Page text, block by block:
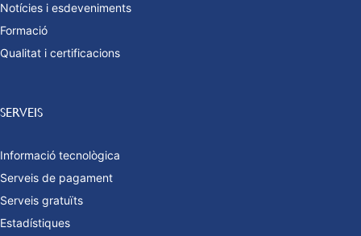
Notícies i esdeveniments
Formació
Qualitat i certificacions
SERVEIS
Informació tecnològica
Serveis de pagament
Serveis gratuïts
Estadístiques